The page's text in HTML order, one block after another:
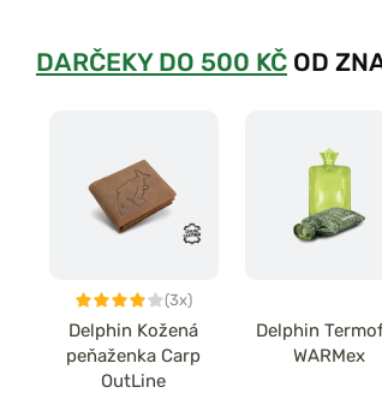
DARČEKY DO 500 KČ OD
(3x)
Delphin Kožená
peňaženka Carp
OutLine
Delphin
WARMex